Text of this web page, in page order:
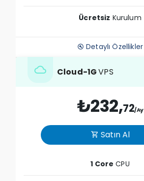
Ücretsiz Kurulum
build_circle Detaylı Özellikler
cloud Cloud-1GVPS
₺232,72/Ay
shopping_cart Satın Al
1 Core CPU